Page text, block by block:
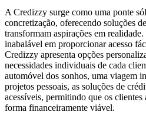
A Credizzy surge como uma ponte
concretização, oferecendo soluções
transformam aspirações em
inabalável em proporcionar acesso
Credizzy apresenta opções
necessidades individuais de cada
automóvel dos sonhos, uma viagem
projetos pessoais, as soluções de
acessíveis, permitindo que os
forma financeiramente viável.